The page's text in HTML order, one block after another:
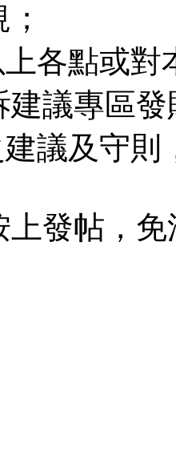
點或對
建議專區
議及守則
上發帖，